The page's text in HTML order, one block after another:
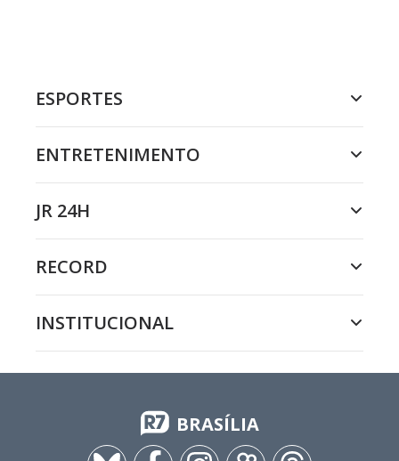
ESPORTES
ENTRETENIMENTO
JR 24H
RECORD
INSTITUCIONAL
BRASÍLIA